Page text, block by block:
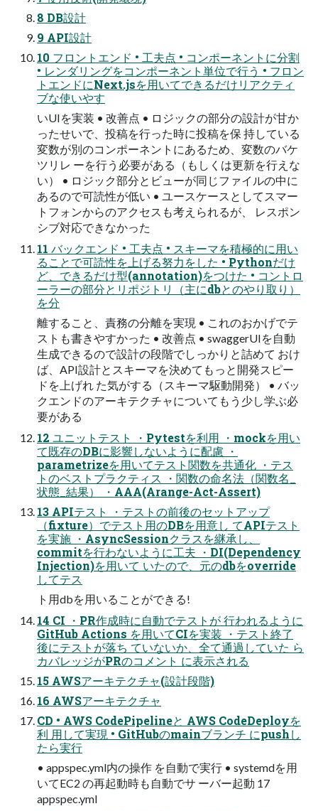
8 DB設計
9 API設計
10 フロントエンド • 工夫点 • コンポーネントに分割
• レンダリングをコンポーネント単位で行う • フロン
トエンドにNext.jsを用いてできるだけリアクティ
ブな使いやす
いUIを実装 • 改善点 • ロジックの部分の設計が甘か
ったせいで、投稿を行った時に投稿を保 持している
変数が別のコンポーネントにあるため、変数のバケ
ツリレ ーを行う必要がある（もしくは更新を行えな
い） • ロジック部分とビューが同じファイルの中に
あるので可読性が低い • ユースケースとしてスマー
トフォンからのアクセスも考えられるが、 レスポン
シブ対応できなかった
11 バックエンド • 工夫点 • スキーマを積極的に用い
ることで可読性を上げる努力をした • Pythonだけ
ど、できるだけ型(annotation)をつけた • コントロ
ーラーの部分とリポジトリ（主にdbとのやり取り）
を分
離すること、責務の分離を実現 • これのおかげでテ
ストも書きやすかった • 改善点 • swaggerUIを自動
生成できるので設計の段階でしっかりと詰めて おけ
ば、API設計とスキーマを決めてもっと開発スピー
ドを上げれ た気がする（スキーマ駆動開発） • バッ
クエンドのアーキテクチャについてもう少し学ぶ必
要がある
12 ユニットテスト ・Pytestを利用 ・mockを用い
て既存のDBに影響しないように配慮 ・
parametrizeを用いてテスト関数を共通化 ・テス
トのベストプラクティス ・関数の命名法（関数名_
状態_結果） ・AAA(Arange-Act-Assert)
13 APIテスト ・テストの前後のセットアップ
（fixture）でテスト用のDBを用意し てAPIテスト
を実施 ・AsyncSessionクラスを継承し、
commitを行わないように工夫 ・DI(Dependency
Injection)を用いて いたので、元のdbをoverride
してテス
ト用dbを用いることができる!
14 CI ・PR作成時に自動でテストが 行われるように
GitHub Actions を用いてCIを実装 ・テスト終了
後にテストが落ち ていないか、全て通過していた ら
カバレッジがPRのコメント に表示される
15 AWSアーキテクチャ(設計段階)
16 AWSアーキテクチャ
CD • AWS CodePipelineと AWS CodeDeployを
利 用して実現 • GitHubのmainブランチ にpushし
たら実行
• appspec.yml内の操作 を自動で実行 • systemdを用
いてEC2 の再起動時も自動でサ ーバー起動 17
appspec.yml